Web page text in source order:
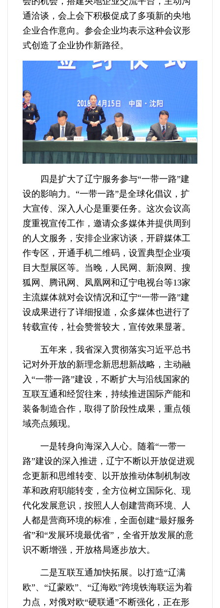
通洽谈，会上会下积极促成了多项新的央地
企业合作意向。参会企业均表示这种会议形
式创造了企业协作新路径。
四是扩大了辽宁服务参与“一带一路”建
设的影响力。“一带一路”是全球化倡议，扩
大宣传、深入人心是重要任务。这次会议高
度重视宣传工作，邀请众多媒体并提供周到
的人文服务，安排企业家访谈，开辟媒体工
作专区，开通手机二维码，设置典型企业项
目大型展区等。当晚，人民网、新浪网、搜
狐网、腾讯网、凤凰网和辽宁电视台等13家
主流媒体就对会议情况和辽宁“一带一路”建
设成果进行了详细报道，众多媒体也进行了
转载宣传，社会赞誉较大，宣传效果显著。
五年来，我省深入贯彻落实习近平总书
记对外开放的新理念新思想新战略，主动融
入“一带一路”建设，不断扩大与沿线国家的
互联互通和经贸往来，持续推进国际产能和
装备制造合作，取得了阶段性成果，重点领
域亮点频现。
一是转身向海深入人心。随着“一带一
路”建设的深入推进，辽宁不断以开放促进观
念更新和思维转变、以开放推动体制机制改
革和政府职能转变，全方位树立国际化、现
代化发展意识，按照人人创建营商环境、人
人都是营商环境的标准，全面创建“最好服务
省”和“发展环境最优省”，全省开放发展的意
识不断增强，开放格局逐步放大。
二是互联互通加快拓展。以打造“辽满
欧”、“辽蒙欧”、“辽海欧”跨境铁海联运为着
力点，对俄对欧“硬联通”不断强化，正在形